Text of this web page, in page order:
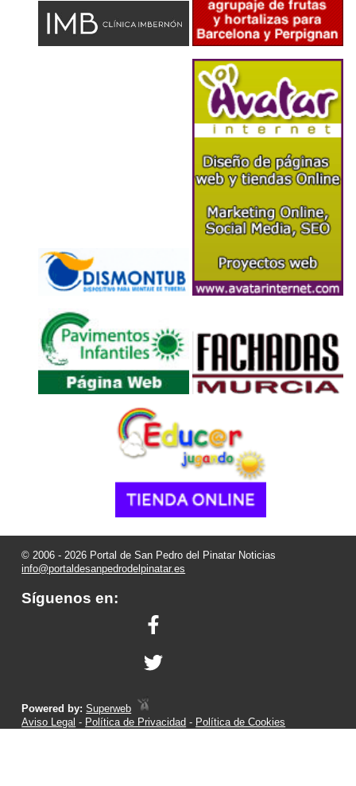
© 2006 - 2026 Portal de San Pedro del Pinatar Noticias
info@portaldesanpedrodelpinatar.es
Síguenos en:
Powered by:Superweb
Aviso Legal - Política de Privacidad - Política de Cookies